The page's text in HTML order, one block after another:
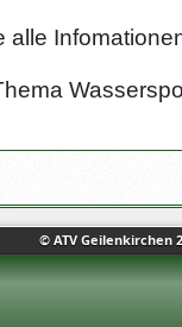
© ATV Geilenkirchen
alle
Wassersport